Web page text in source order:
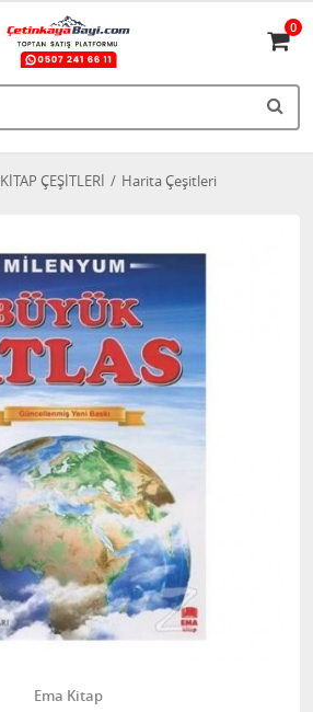
0
KİTAP ÇEŞİTLERİ Harita Çeşitleri
Ema Kitap